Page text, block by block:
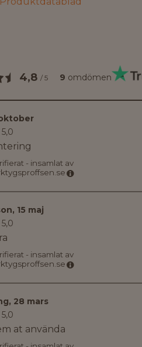
4,8 / 5 9 omdömen
5,0
- insamlat av
, 15 maj
5,0
- insamlat av
, 28 mars
5,0
at använda